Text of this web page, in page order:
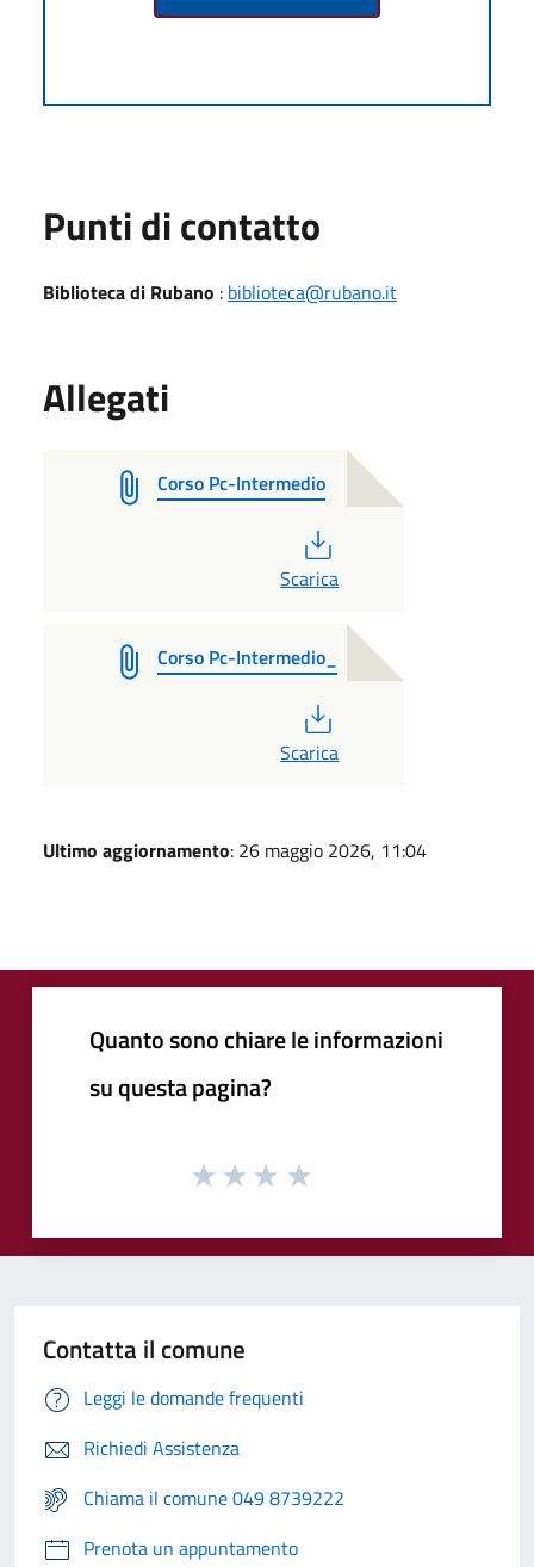
Punti di contatto
Biblioteca di Rubano : biblioteca@rubano.it
Allegati
Corso Pc-Intermedio
Scarica
Corso Pc-Intermedio_
Scarica
Ultimo aggiornamento: 26 maggio 2026, 11:04
Quanto sono chiare le informazioni
su questa pagina?
Contatta il comune
Leggi le domande frequenti
Richiedi Assistenza
Chiama il comune 049 8739222
Prenota un appuntamento